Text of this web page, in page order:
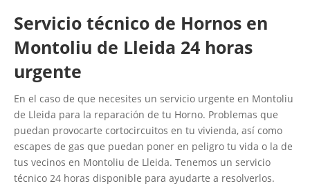
Servicio técnico de Hornos en
Montoliu de Lleida 24 horas
urgente
En el caso de que necesites un servicio urgente en Montoliu
de Lleida para la reparación de tu Horno. Problemas que
puedan provocarte cortocircuitos en tu vivienda, así como
escapes de gas que puedan poner en peligro tu vida o la de
tus vecinos en Montoliu de Lleida. Tenemos un servicio
técnico 24 horas disponible para ayudarte a resolverlos.